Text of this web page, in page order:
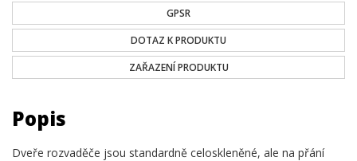
GPSR
DOTAZ K PRODUKTU
ZAŘAZENÍ PRODUKTU
Popis
Dveře rozvaděče jsou standardně celoskleněné, ale na přání